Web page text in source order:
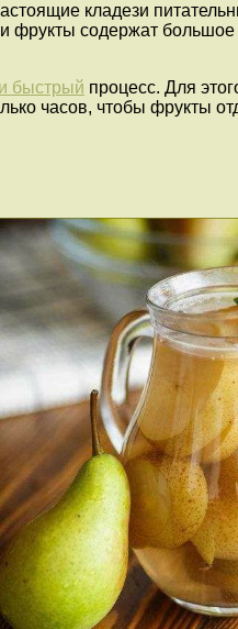
кладези
содержат
быстрый процесс. Для
часов, чтобы фрукты